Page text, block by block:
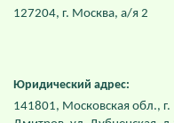
127204, г. Москва, а/я 2
Юридический адрес:
141801, Московская обл., г.